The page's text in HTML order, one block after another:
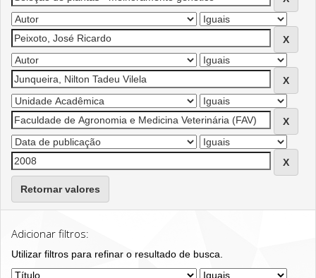
Retornar valores
Adicionar filtros:
Utilizar filtros para refinar o resultado de busca.